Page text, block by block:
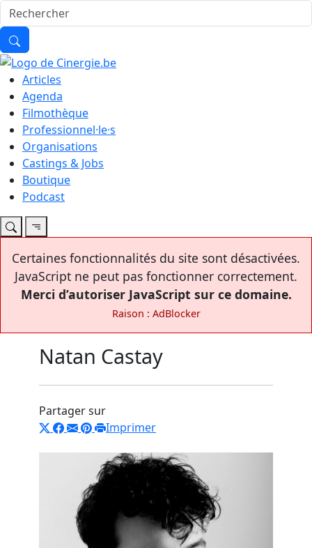
Articles
Agenda
Filmothèque
Professionnel·le·s
Organisations
Castings & Jobs
Boutique
Podcast
Certaines fonctionnalités du site sont désactivées.
JavaScript ne peut pas fonctionner correctement.
Merci d’autoriser JavaScript sur ce domaine.
Raison : AdBlocker
Natan Castay
Partager sur
Imprimer